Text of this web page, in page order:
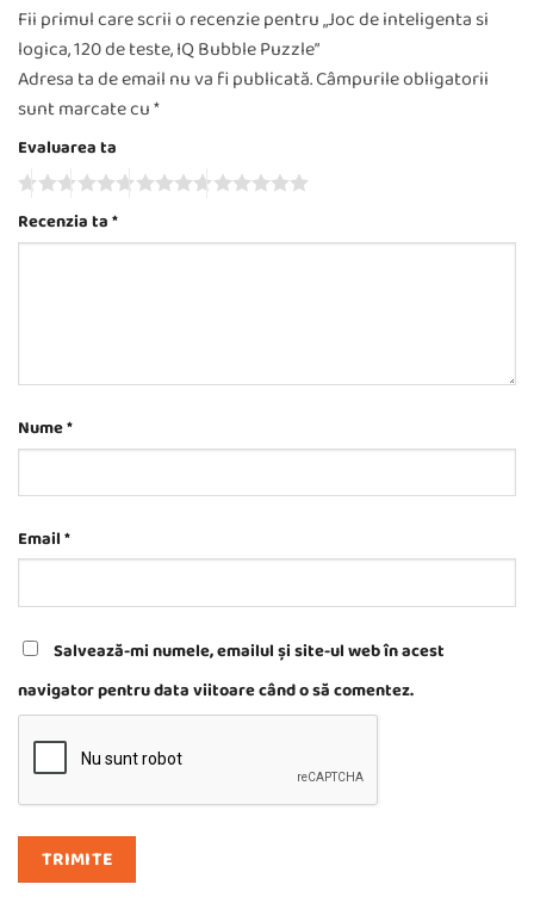
Fii primul care scrii o recenzie pentru „Joc de inteligenta si
logica, 120 de teste, IQ Bubble Puzzle”
Adresa ta de email nu va fi publicată.Câmpurile obligatorii
sunt marcate cu*
Evaluarea ta
Recenzia ta*
Nume*
Email*
Salvează-mi numele, emailul și site-ul web în acest
navigator pentru data viitoare când o să comentez.